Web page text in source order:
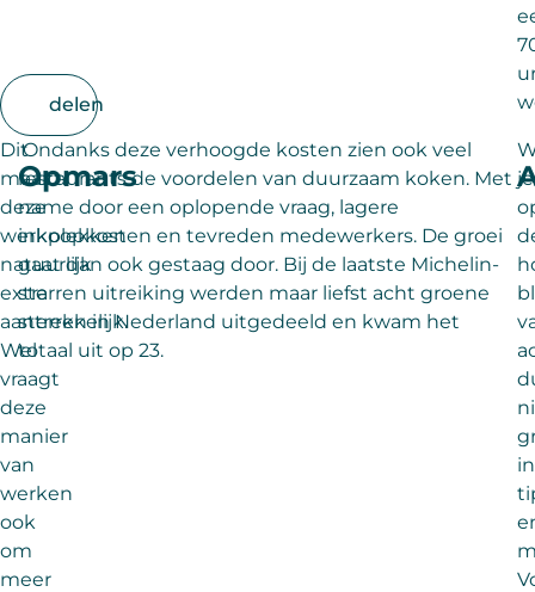
delen
Dit
maakt
deze
werkplekken
natuurlijk
extra
aantrekkelijk.
Wel
vraagt
deze
manier
van
werken
ook
om
meer
Opmars
Ondanks deze verhoogde kosten zien ook veel
restaurants de voordelen van duurzaam koken. Met
name door een oplopende vraag, lagere
inkoopkosten en tevreden medewerkers. De groei
gaat dan ook gestaag door. Bij de laatste Michelin-
sterren uitreiking werden maar liefst acht groene
sterren in Nederland uitgedeeld en kwam het
totaal uit op 23.
je